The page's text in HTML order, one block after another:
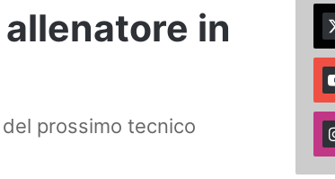
in
prossimo tecnico